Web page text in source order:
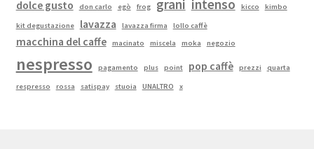
dolce gusto
don carlo egò frog grani intenso kicco kimbo
kit degustazione lavazza lavazza firma lollo caffè
macchina del caffe macinato miscela moka negozio
nespresso pagamento plus point pop caffè prezzi quarta
respresso rossa satispay stuoia UNALTRO x